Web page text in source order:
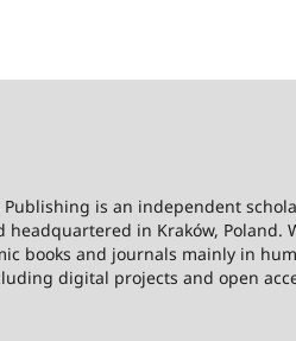
Publishing is an independent
headquartered in Kraków, Poland.
books and journals mainly in
digital projects and open